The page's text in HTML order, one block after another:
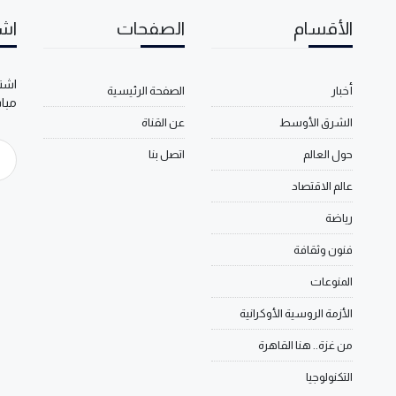
الأقسام
أخبار
الشرق الأوسط
حول العالم
عالم الاقتصاد
رياضة
فنون وثقافة
المنوعات
الأزمة الروسية الأوكرانية
من غزة.. هنا القاهرة
التكنولوجيا
الصفحات
الصفحة الرئيسية
عن القناة
اتصل بنا